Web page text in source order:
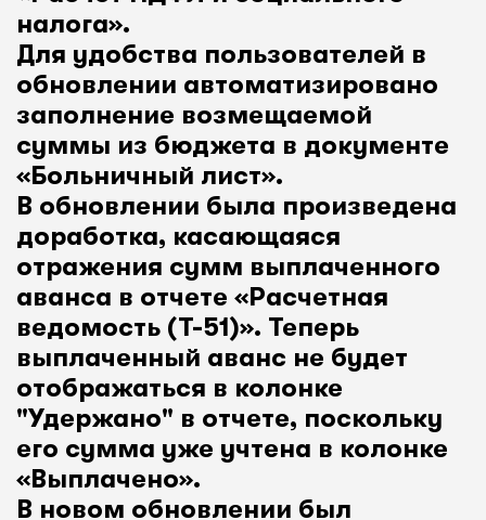
налога».
Для удобства пользователей в
обновлении автоматизировано
заполнение возмещаемой
суммы из бюджета в документе
«Больничный лист».
В обновлении была произведена
доработка, касающаяся
отражения сумм выплаченного
аванса в отчете «Расчетная
ведомость (Т-51)». Теперь
выплаченный аванс не будет
отображаться в колонке
"Удержано" в отчете, поскольку
его сумма уже учтена в колонке
«Выплачено».
В новом обновлении был